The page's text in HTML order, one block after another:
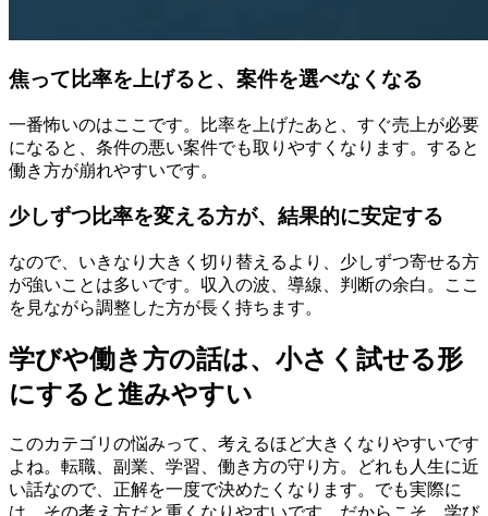
焦って比率を上げると、案件を選べなくなる
一番怖いのはここです。比率を上げたあと、すぐ売上が必要
になると、条件の悪い案件でも取りやすくなります。すると
働き方が崩れやすいです。
少しずつ比率を変える方が、結果的に安定する
なので、いきなり大きく切り替えるより、少しずつ寄せる方
が強いことは多いです。収入の波、導線、判断の余白。ここ
を見ながら調整した方が長く持ちます。
学びや働き方の話は、小さく試せる形
にすると進みやすい
このカテゴリの悩みって、考えるほど大きくなりやすいです
よね。転職、副業、学習、働き方の守り方。どれも人生に近
い話なので、正解を一度で決めたくなります。でも実際に
は、その考え方だと重くなりやすいです。だからこそ、学び